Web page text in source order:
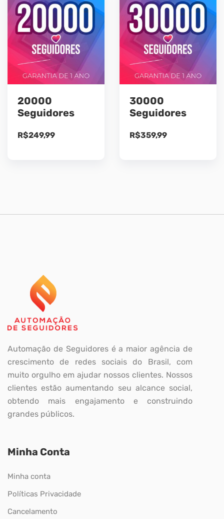
20000
Seguidores
R$249,99
30000
Seguidores
R$359,99
Automação de Seguidores é a maior agência de
crescimento de redes sociais do Brasil, com
muito orgulho em ajudar nossos clientes. Nossos
clientes estão aumentando seu alcance social,
obtendo mais engajamento e construindo
grandes públicos.
Minha Conta
Minha conta
Políticas Privacidade
Cancelamento